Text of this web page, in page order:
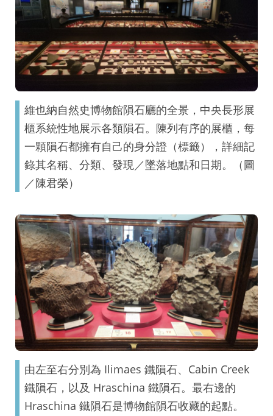
維也納自然史博物館隕石廳的全景，中央長形展
櫃系統性地展示各類隕石。陳列有序的展櫃，每
一顆隕石都擁有自己的身分證（標籤），詳細記
錄其名稱、分類、發現／墜落地點和日期。（圖
／陳君榮）
由左至右分別為 Ilimaes 鐵隕石、Cabin Creek
鐵隕石，以及 Hraschina 鐵隕石。最右邊的
Hraschina 鐵隕石是博物館隕石收藏的起點。